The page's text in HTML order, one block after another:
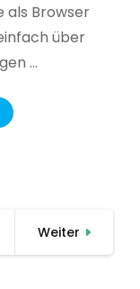
als Browser
über
…
Weiter